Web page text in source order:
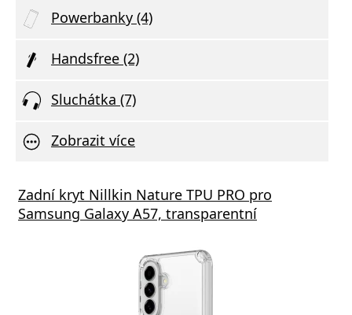
Powerbanky (4)
Handsfree (2)
Sluchátka (7)
Zobrazit více
Zadní kryt Nillkin Nature TPU PRO pro
Samsung Galaxy A57, transparentní